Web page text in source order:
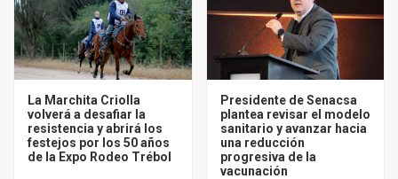
La Marchita Criolla
volverá a desafiar la
resistencia y abrirá los
festejos por los 50 años
de la Expo Rodeo Trébol
Presidente de Senacsa
plantea revisar el modelo
sanitario y avanzar hacia
una reducción
progresiva de la
vacunación